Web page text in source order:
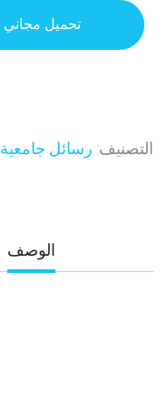
تحميل مجاني
التصنيف: رسائل جامعية
الوصف